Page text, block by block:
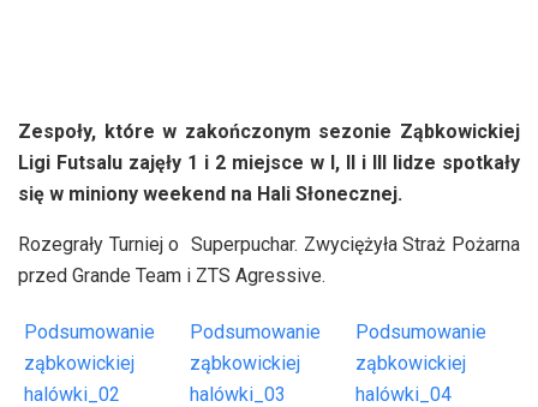
Zespoły, które w zakończonym sezonie Ząbkowickiej
Ligi Futsalu zajęły 1 i 2 miejsce w I, II i III lidze spotkały
się w miniony weekend na Hali Słonecznej.
Rozegrały Turniej o Superpuchar. Zwyciężyła Straż Pożarna
przed Grande Team i ZTS Agressive.
Podsumowanie
ząbkowickiej
halówki_02
Podsumowanie
ząbkowickiej
halówki_03
Podsumowanie
ząbkowickiej
halówki_04